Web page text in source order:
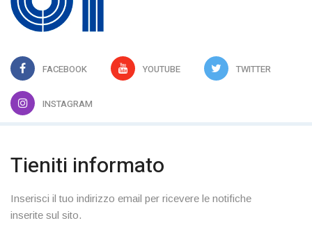
FACEBOOK YOUTUBE TWITTER
INSTAGRAM
Tieniti informato
Inserisci il tuo indirizzo email per ricevere le notifiche
inserite sul sito.